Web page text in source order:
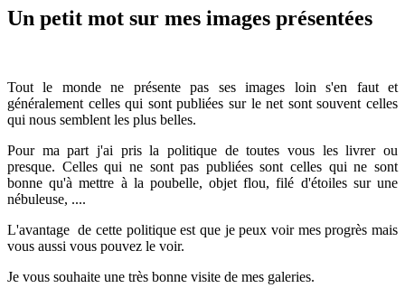
Un petit mot sur mes images présentées
Tout le monde ne présente pas ses images loin s'en faut et
généralement celles qui sont publiées sur le net sont souvent celles
qui nous semblent les plus belles.
Pour ma part j'ai pris la politique de toutes vous les livrer ou
presque. Celles qui ne sont pas publiées sont celles qui ne sont
bonne qu'à mettre à la poubelle, objet flou, filé d'étoiles sur une
nébuleuse, ....
L'avantage de cette politique est que je peux voir mes progrès mais
vous aussi vous pouvez le voir.
Je vous souhaite une très bonne visite de mes galeries.